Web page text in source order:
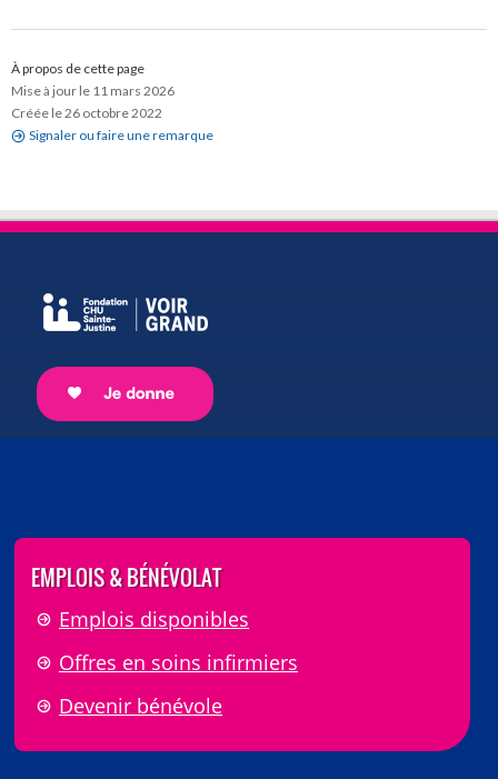
À propos de cette page
Mise à jour le 11 mars 2026
Créée le 26 octobre 2022
Signaler ou faire une remarque
EMPLOIS & BÉNÉVOLAT
Emplois disponibles
Offres en soins infirmiers
Devenir bénévole